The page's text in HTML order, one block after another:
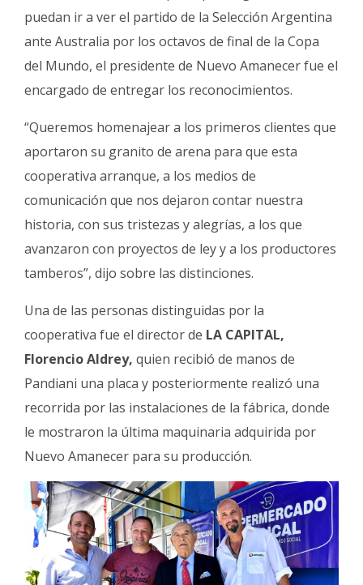
puedan ir a ver el partido de la Selección Argentina
ante Australia por los octavos de final de la Copa
del Mundo, el presidente de Nuevo Amanecer fue el
encargado de entregar los reconocimientos.
“Queremos homenajear a los primeros clientes que
aportaron su granito de arena para que esta
cooperativa arranque, a los medios de
comunicación que nos dejaron contar nuestra
historia, con sus tristezas y alegrías, a los que
avanzaron con proyectos de ley y a los productores
tamberos”, dijo sobre las distinciones.
Una de las personas distinguidas por la
cooperativa fue el director de LA CAPITAL,
Florencio Aldrey, quien recibió de manos de
Pandiani una placa y posteriormente realizó una
recorrida por las instalaciones de la fábrica, donde
le mostraron la última maquinaria adquirida por
Nuevo Amanecer para su producción.